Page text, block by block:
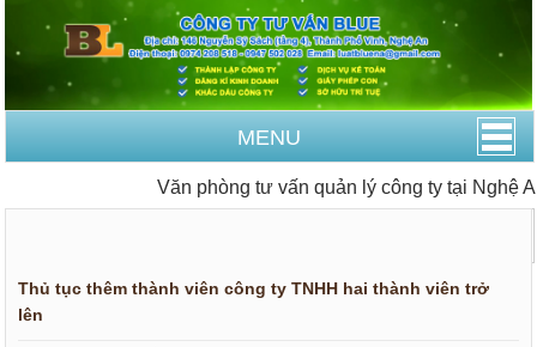
MENU
Văn phòng tư vấn quản lý công ty tại Nghệ An
Thủ tục thêm thành viên công ty TNHH hai thành viên trở
lên